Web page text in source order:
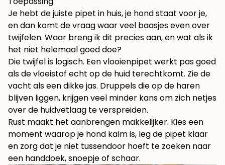
Je hebt de juiste pipet in huis, je hond staat voor je,
en dan komt de vraag waar veel baasjes even over
twijfelen. Waar breng ik dit precies aan, en wat als ik
het niet helemaal goed doe?
Die twijfel is logisch. Een vlooienpipet werkt pas goed
als de vloeistof echt op de huid terechtkomt. Zie de
vacht als een dikke jas. Druppels die op de haren
blijven liggen, krijgen veel minder kans om zich netjes
over de huidvetlaag te verspreiden.
Rust maakt het aanbrengen makkelijker. Kies een
moment waarop je hond kalm is, leg de pipet klaar
en zorg dat je niet tussendoor hoeft te zoeken naar
een handdoek, snoepje of schaar.